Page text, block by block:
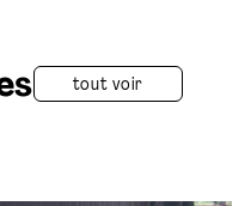
tout voir